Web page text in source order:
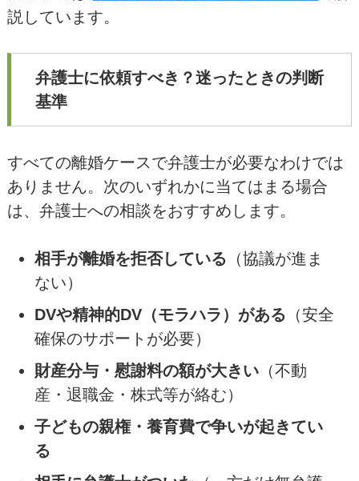
説しています。
弁護士に依頼すべき？迷ったときの判断
基準
すべての離婚ケースで弁護士が必要なわけでは
ありません。次のいずれかに当てはまる場合
は、弁護士への相談をおすすめします。
相手が離婚を拒否している
（協議が進ま
ない）
DVや精神的DV（モラハラ）がある
（安全
確保のサポートが必要）
財産分与・慰謝料の額が大きい （不動
産・退職金・株式等が絡む）
子どもの親権・養育費で争いが起きてい
る